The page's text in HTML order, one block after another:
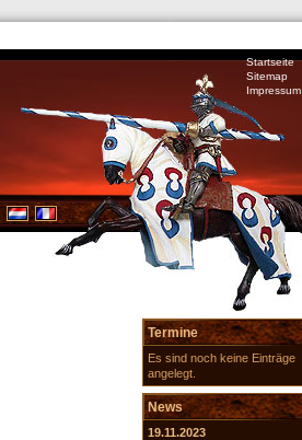
Startseite
Sitemap
Impressum
Termine
Es sind noch keine Einträge
angelegt.
News
19.11.2023